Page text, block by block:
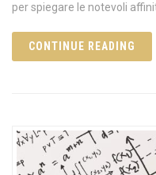
per spiegare le notevoli
CONTINUE READING